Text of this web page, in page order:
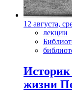
12 августа,
лекции
Историк
жизни